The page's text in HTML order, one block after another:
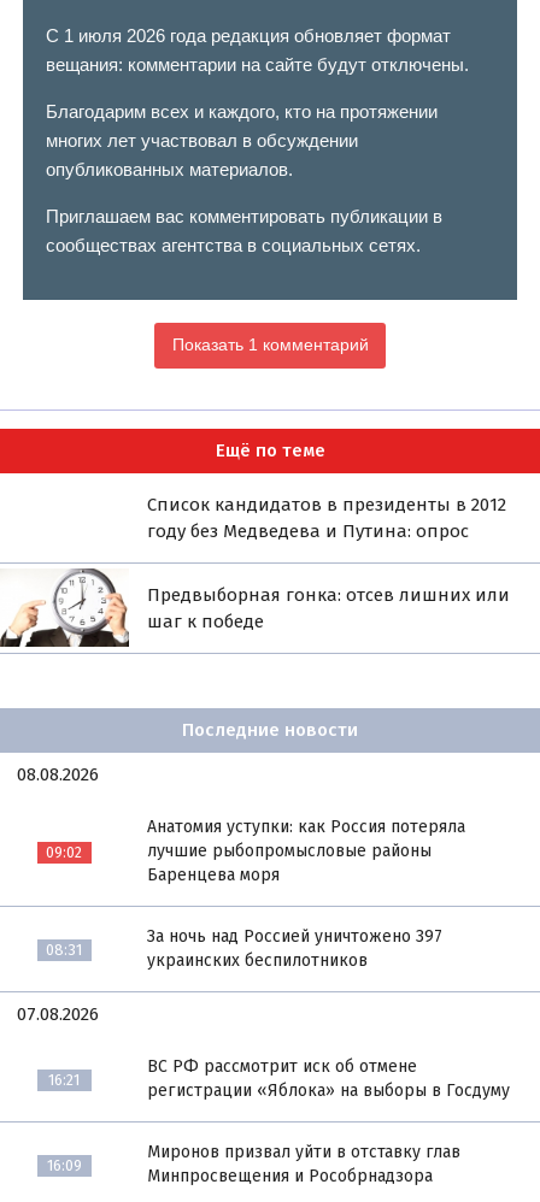
С 1 июля 2026 года редакция обновляет формат
вещания: комментарии на сайте будут отключены.
Благодарим всех и каждого, кто на протяжении
многих лет участвовал в обсуждении
опубликованных материалов.
Приглашаем вас комментировать публикации в
сообществах агентства в социальных сетях.
Показать 1 комментарий
Ещё по теме
Список кандидатов в президенты в 2012
году без Медведева и Путина: опрос
Предвыборная гонка: отсев лишних или
шаг к победе
Последние новости
08.08.2026
09:02
Анатомия уступки: как Россия потеряла
лучшие рыбопромысловые районы
Баренцева моря
08:31
За ночь над Россией уничтожено 397
украинских беспилотников
07.08.2026
16:21
ВС РФ рассмотрит иск об отмене
регистрации «Яблока» на выборы в Госдуму
16:09
Миронов призвал уйти в отставку глав
Минпросвещения и Рособрнадзора